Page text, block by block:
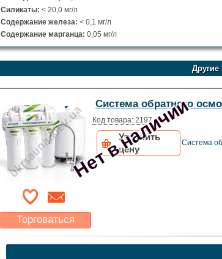
Силикаты: < 20,0 мг/л
Содержание железа: < 0,1 мг/л
Содержание марганца: 0,05 мг/л
Другие
Нет в наличии
Торговаться
Какая цена Вас
устроит?
Система обратного
Код товара: 2197
Уточнить
цену
Система